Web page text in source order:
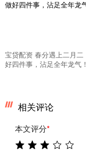
宝贷配资 春分遇上二月二
好四件事，沾足全年龙气！
相关评论
本文评分*